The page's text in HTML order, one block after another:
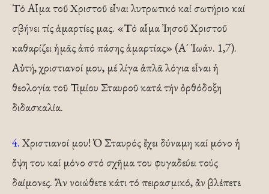
Τό Αἷμα τοῦ Χριστοῦ εἶναι λυτρωτικό καί σωτήριο καί
σβήνει τίς ἁμαρτίες μας. «Τό αἷμα Ἰησοῦ Χριστοῦ
καθαρίζει ἡμᾶς ἀπό πάσης ἁμαρτίας» (Α´ Ἰωάν. 1,7).
Αὐτή, χριστιανοί μου, μέ λίγα ἁπλᾶ λόγια εἶναι ἡ
θεολογία τοῦ Τιμίου Σταυροῦ κατά τήν ὀρθόδοξη
διδασκαλία.
4.Χριστιανοί μου! Ὁ Σταυρός ἔχει δύναμη καί μόνο ἡ
ὄψη του καί μόνο στό σχῆμα του φυγαδεύει τούς
δαίμονες. Ἄν νοιώθετε κάτι τό πειρασμικό, ἄν βλέπετε